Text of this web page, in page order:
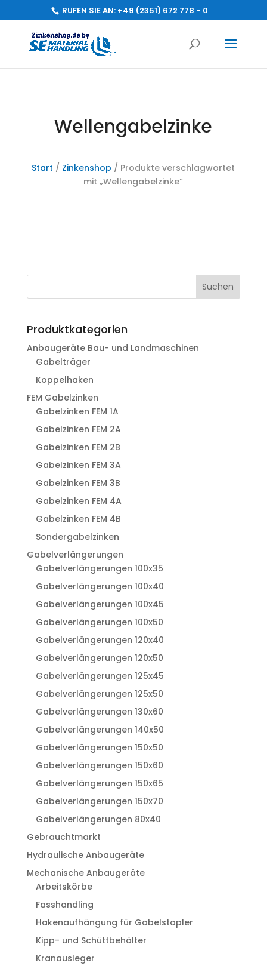
RUFEN SIE AN: +49 (2351) 672 778 - 0
Wellengabelzinke
Start / Zinkenshop / Produkte verschlagwortet
mit „Wellengabelzinke“
Suchen
Produktkategorien
Anbaugeräte Bau- und Landmaschinen
Gabelträger
Koppelhaken
FEM Gabelzinken
Gabelzinken FEM 1A
Gabelzinken FEM 2A
Gabelzinken FEM 2B
Gabelzinken FEM 3A
Gabelzinken FEM 3B
Gabelzinken FEM 4A
Gabelzinken FEM 4B
Sondergabelzinken
Gabelverlängerungen
Gabelverlängerungen 100x35
Gabelverlängerungen 100x40
Gabelverlängerungen 100x45
Gabelverlängerungen 100x50
Gabelverlängerungen 120x40
Gabelverlängerungen 120x50
Gabelverlängerungen 125x45
Gabelverlängerungen 125x50
Gabelverlängerungen 130x60
Gabelverlängerungen 140x50
Gabelverlängerungen 150x50
Gabelverlängerungen 150x60
Gabelverlängerungen 150x65
Gabelverlängerungen 150x70
Gabelverlängerungen 80x40
Gebrauchtmarkt
Hydraulische Anbaugeräte
Mechanische Anbaugeräte
Arbeitskörbe
Fasshandling
Hakenaufhängung für Gabelstapler
Kipp- und Schüttbehälter
Kranausleger